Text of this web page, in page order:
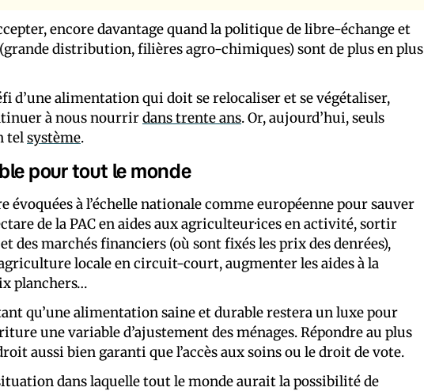
encore davantage quand la politique de libre-échange et
distribution, filières agro-chimiques) sont de plus en plus
d’une alimentation qui doit se relocaliser et se végétaliser,
à nous nourrirdans trente ans. Or, aujourd’hui, seuls
telsystème.
pour tout le monde
à l’échelle nationale comme européenne pour sauver
de la PAC en aides aux agriculteur·ices en activité, sortir
des marchés financiers (où sont fixés les prix des denrées),
locale en circuit-court, augmenter les aides à la
planchers…
qu’une alimentation saine et durable restera un luxe pour
une variable d’ajustement des ménages. Répondre au plus
aussi bien garanti que l’accès aux soins ou le droit de vote.
dans laquelle tout le monde aurait la possibilité de